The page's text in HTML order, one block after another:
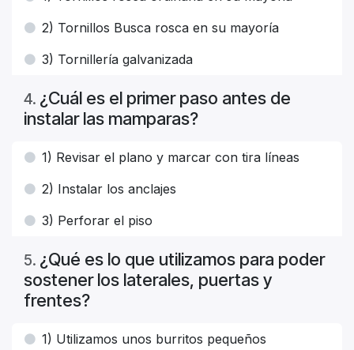
2) Tornillos Busca rosca en su mayoría
3) Tornillería galvanizada
4. ¿Cuál es el primer paso antes de
instalar las mamparas?
1) Revisar el plano y marcar con tira líneas
2) Instalar los anclajes
3) Perforar el piso
5. ¿Qué es lo que utilizamos para poder
sostener los laterales, puertas y
frentes?
1) Utilizamos unos burritos pequeños